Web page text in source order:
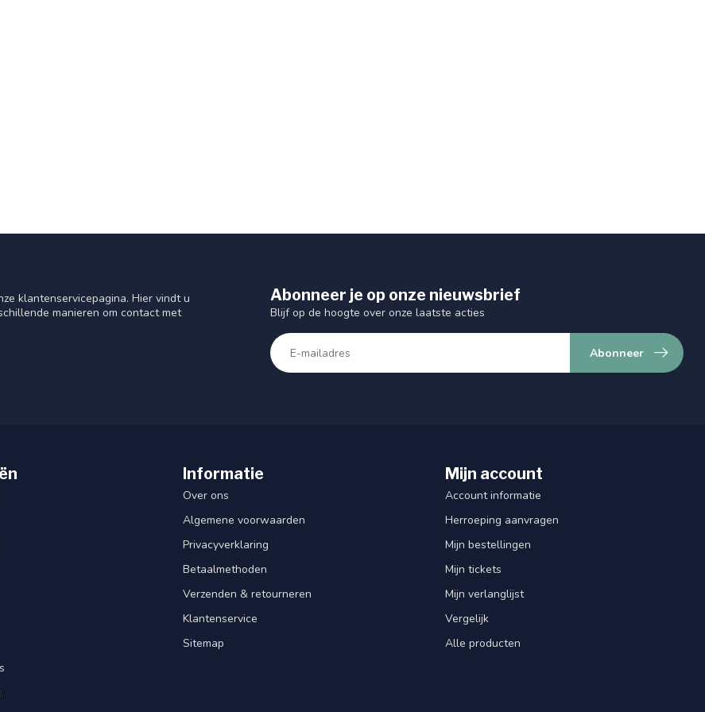
klantenservicepagina. Hier vindt u
manieren om contact met
Abonneer je op onze nieuwsbrief
Blijf op de hoogte over onze laatste acties
Abonneer
Informatie
Over ons
Algemene voorwaarden
Privacyverklaring
Betaalmethoden
Verzenden & retourneren
Klantenservice
Sitemap
Mijn account
Account informatie
Herroeping aanvragen
Mijn bestellingen
Mijn tickets
Mijn verlanglijst
Vergelijk
Alle producten